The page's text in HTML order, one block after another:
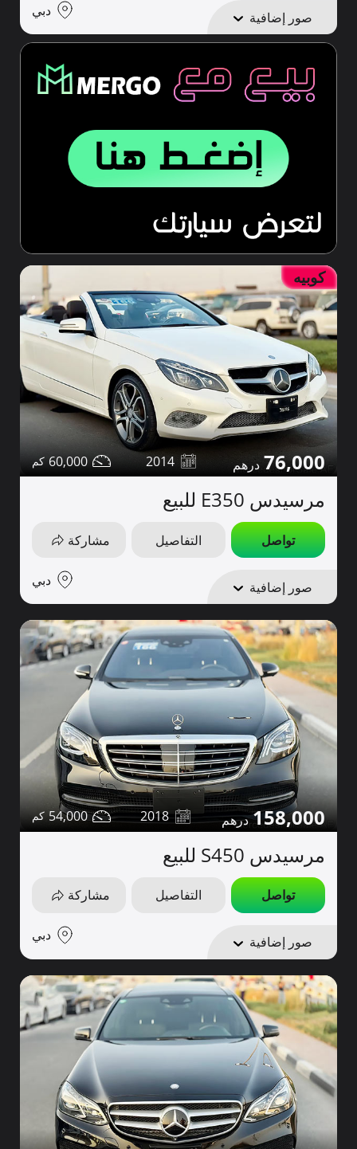
صور إضافية دبي
كوبيه
76,000
2014
60,000
مرسيدس E350 للبيع
تواصل التفاصيل مشاركة
صور إضافية دبي
158,000
2018
54,000
مرسيدس S450 للبيع
تواصل التفاصيل مشاركة
صور إضافية دبي